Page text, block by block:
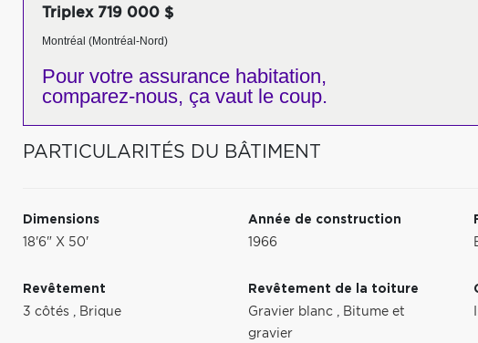
Triplex 719 000 $
Montréal (Montréal-Nord)
Pour votre assurance habitation,
comparez-nous, ça vaut le coup.
PARTICULARITÉS DU BÂTIMENT
Dimensions
18'6" X 50'
Année de construction
1966
Revêtement
3 côtés , Brique
Revêtement de la toiture
Gravier blanc , Bitume et
gravier